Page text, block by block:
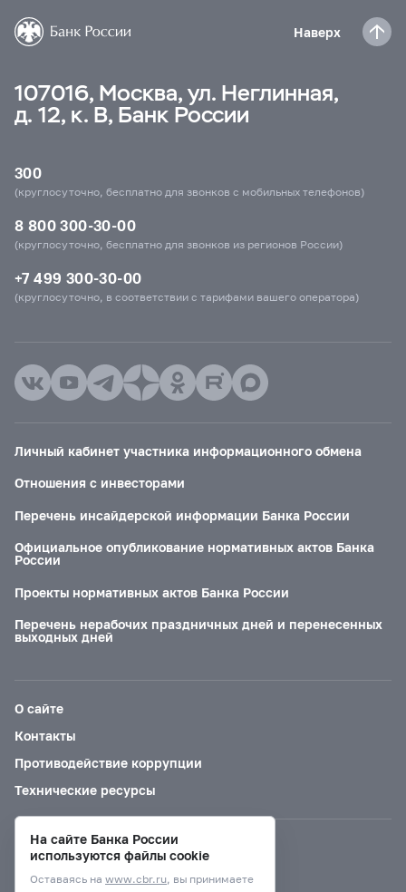
Наверх
107016, Москва, ул. Неглинная,
д. 12, к. В, Банк России
300
(круглосуточно, бесплатно для звонков с мобильных телефонов)
8 800 300-30-00
(круглосуточно, бесплатно для звонков из регионов России)
+7 499 300-30-00
(круглосуточно, в соответствии с тарифами вашего оператора)
Личный кабинет участника информационного обмена
Отношения с инвесторами
Перечень инсайдерской информации Банка России
Официальное опубликование нормативных актов Банка
России
Проекты нормативных актов Банка России
Перечень нерабочих праздничных дней и перенесенных
выходных дней
О сайте
Контакты
Противодействие коррупции
Технические ресурсы
Версия для слабовидящих
На сайте Банка России
используются файлы cookie
Оставаясь на www.cbr.ru, вы принимаете